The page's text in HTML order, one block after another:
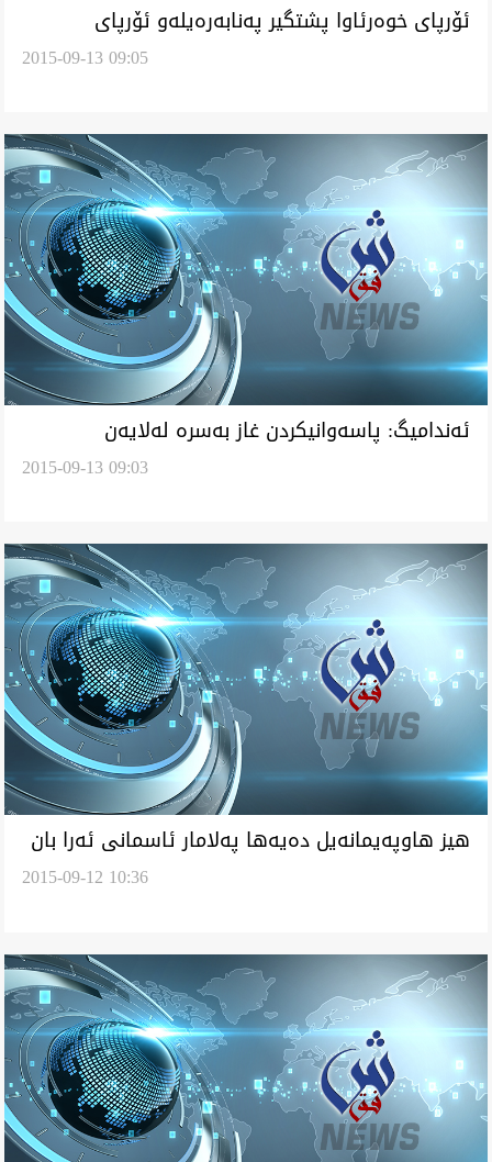
ئۆرپاى خوه‌رئاوا پشتگير په‌نابه‌ره‌يله‌و ئۆرپاى
2015-09-13 09:05
ئه‌نداميگ: پاسه‌وانيكردن غاز به‌سره‌ له‌لايه‌ن
كومپانيايگ بريتانيه‌و خراوترين گه‌ناته‌كاريه‌2015-09-13 09:03
هيز هاوپه‌يمانه‌يل ده‌يه‌ها په‌لامار ئاسمانى ئه‌را بان
2015-09-12 10:36